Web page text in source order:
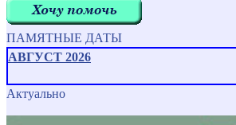
ПАМЯТНЫЕ ДАТЫ
АВГУСТ 2026
Актуально